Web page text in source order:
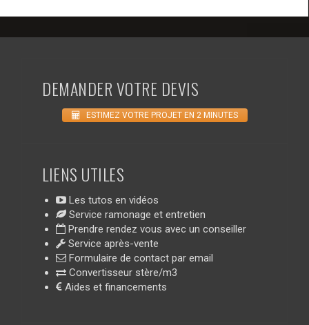
DEMANDER VOTRE DEVIS
ESTIMEZ VOTRE PROJET EN 2 MINUTES
LIENS UTILES
Les tutos en vidéos
Service ramonage et entretien
Prendre rendez vous avec un conseiller
Service après-vente
Formulaire de contact par email
Convertisseur stère/m3
Aides et financements